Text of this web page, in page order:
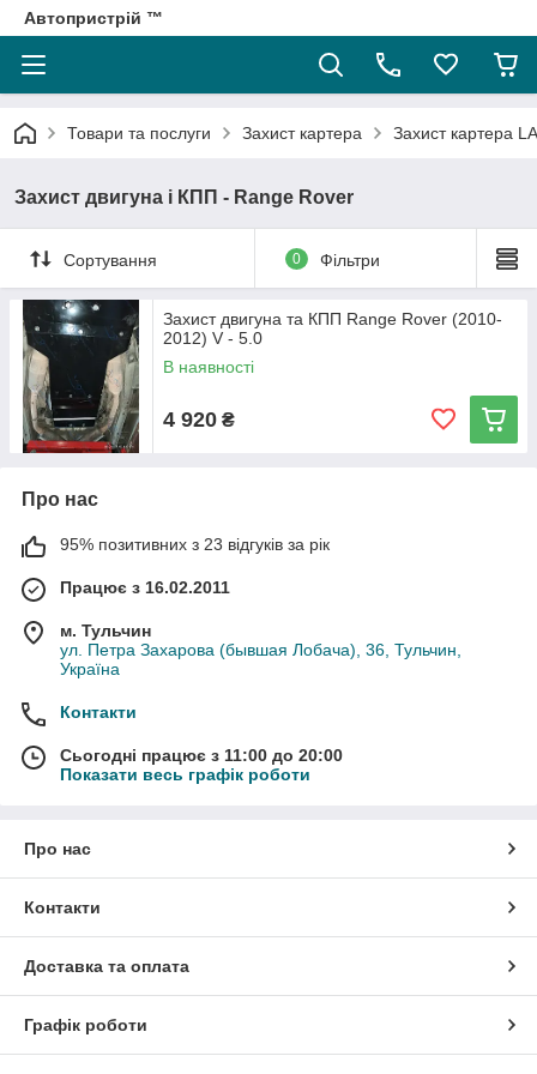
Автопристрій ™
Товари та послуги Захист картера Захист картера
Захист двигуна і КПП - Range Rover
Сортування 0 Фільтри
Захист двигуна та КПП Range Rover (2010-
2012) V - 5.0
В наявності
4 920 ₴
Про нас
95% позитивних з 23 відгуків за рік
Працює з 16.02.2011
м. Тульчин
ул. Петра Захарова (бывшая Лобача), 36, Тульчин,
Україна
Контакти
Сьогодні працює з 11:00 до 20:00
Показати весь графік роботи
Про нас
Контакти
Доставка та оплата
Графік роботи